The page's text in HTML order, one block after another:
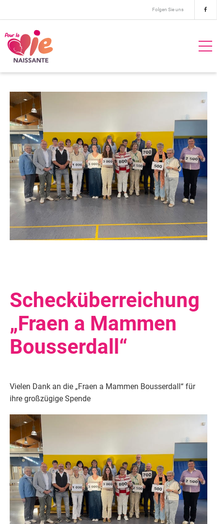
Folgen Sie uns
Schecküberreichung
„Fraen a Mammen
Bousserdall“
Vielen Dank an die „Fraen a Mammen Bousserdall“ für
ihre großzügige Spende